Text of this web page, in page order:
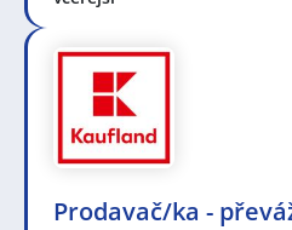
Prodavač/ka -